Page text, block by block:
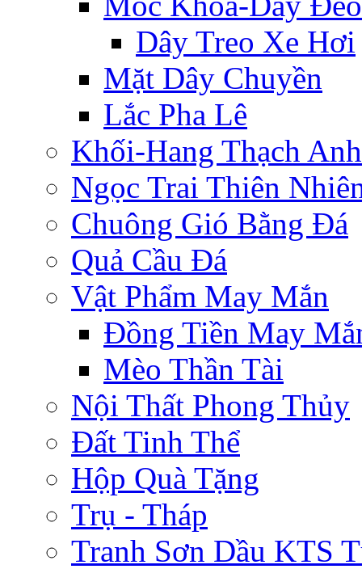
Dây Treo Xe Hơi
Mặt Dây Chuyền
Lắc Pha Lê
Khối-Hang Thạch Anh
Ngọc Trai Thiên
Chuông Gió Bằng Đá
Quả Cầu Đá
Vật Phẩm May Mắn
Đồng Tiền May
Mèo Thần Tài
Nội Thất Phong Thủy
Đất Tinh Thể
Hộp Quà Tặng
Trụ - Tháp
Tranh Sơn Dầu KTS